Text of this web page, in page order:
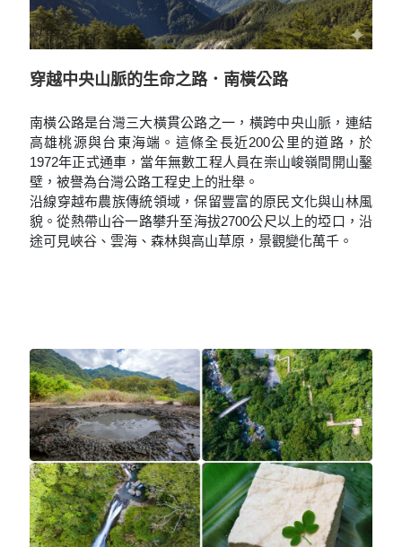
穿越中央山脈的生命之路．南橫公路
南橫公路是台灣三大橫貫公路之一，橫跨中央山脈，連結
高雄桃源與台東海端。這條全長近200公里的道路，於
1972年正式通車，當年無數工程人員在崇山峻嶺間開山鑿
壁，被譽為台灣公路工程史上的壯舉。
沿線穿越布農族傳統領域，保留豐富的原民文化與山林風
貌。從熱帶山谷一路攀升至海拔2700公尺以上的埡口，沿
途可見峽谷、雲海、森林與高山草原，景觀變化萬千。